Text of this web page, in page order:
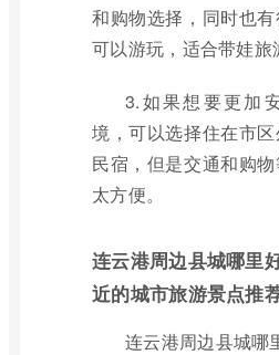
和购物选择，同时也
可以游玩，适合带娃旅
3.如果想要更加
境，可以选择住在市
民宿，但是交通和购
太方便。
连云港周边县城哪里
近的城市旅游景点推
连云港周边县城哪